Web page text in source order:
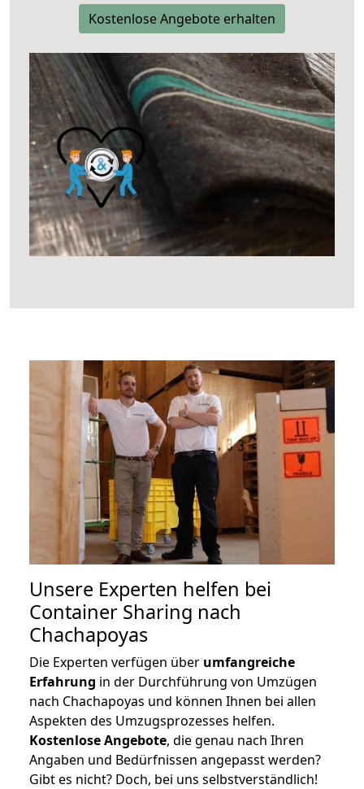
Kostenlose Angebote erhalten
Unsere Experten helfen bei
Container Sharing nach
Chachapoyas
Die Experten verfügen über umfangreiche
Erfahrung in der Durchführung von Umzügen
nach Chachapoyas und können Ihnen bei allen
Aspekten des Umzugsprozesses helfen.
Kostenlose Angebote, die genau nach Ihren
Angaben und Bedürfnissen angepasst werden?
Gibt es nicht? Doch, bei uns selbstverständlich!